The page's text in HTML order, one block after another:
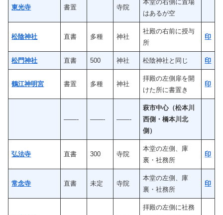
東光寺 書置 寺院
本堂の右側に置場
はあるが空
松陰神社 直書 多種 神社
社殿の右前に授与
所
印
松門神社 直書 500 神社 松陰神社と同じ 印
鶴江神明宮 書置 多種 神社
拝殿の左側扉を開
けた所に書置き
印
——- ——- ——-
萩市中心（松本川
西側・橋本川北
側）
弘法寺 直書 300 寺院
本堂の左側、庫
裏・社務所
印
常念寺 直書 未定 寺院
本堂の左側、庫
裏・社務所
印
拝殿の左側に社務